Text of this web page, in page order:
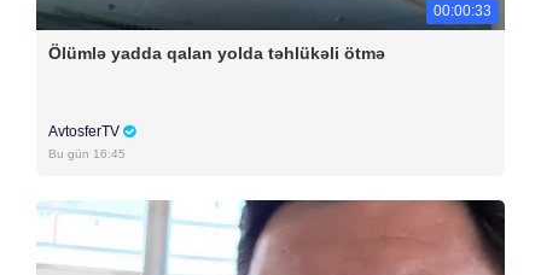
00:00:33
Ölümlə yadda qalan yolda təhlükəli ötmə
AvtosferTV
Bu gün 16:45